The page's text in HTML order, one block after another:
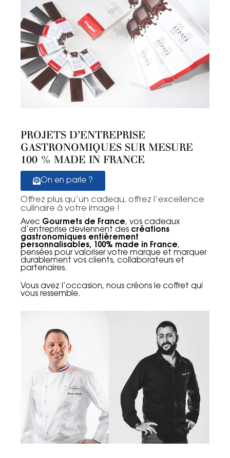
PROJETS D’ENTREPRISE
GASTRONOMIQUES SUR MESURE
100 % MADE IN FRANCE
On en parle ?
Offrez plus qu’un cadeau, offrez l’excellence
culinaire à votre image !
Avec Gourmets de France, vos cadeaux
d’entreprise deviennent des créations
gastronomiques entièrement
personnalisables, 100% made in France,
pensées pour valoriser votre marque et marquer
durablement vos clients, collaborateurs et
partenaires.
Vous avez l’occasion, nous créons le coffret qui
vous ressemble.